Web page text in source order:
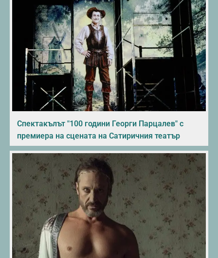
Спектакълът "100 години Георги Парцалев" с
премиера на сцената на Сатиричния театър